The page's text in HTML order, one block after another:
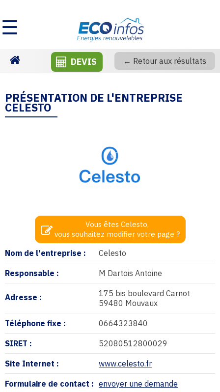
☰
DEVIS ← Retour aux résultats
PRÉSENTATION DE L'ENTREPRISE
CELESTO
Nom de l'entreprise : Celesto
Responsable : M Dartois Antoine
Adresse :
175 bis boulevard Carnot
59480 Mouvaux
Téléphone fixe : 0664323840
SIRET : 52080512800029
Site Internet : www.celesto.fr
Formulaire de contact : envoyer une demande
Vous êtes Celesto,
vous souhaitez modifier votre page ?